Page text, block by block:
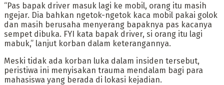
“Pas bapak driver masuk lagi ke mobil, orang itu masih
ngejar. Dia bahkan ngetok-ngetok kaca mobil pakai golok
dan masih berusaha menyerang bapaknya pas kacanya
sempet dibuka. FYI kata bapak driver, si orang itu lagi
mabuk,” lanjut korban dalam keterangannya.
Meski tidak ada korban luka dalam insiden tersebut,
peristiwa ini menyisakan trauma mendalam bagi para
mahasiswa yang berada di lokasi kejadian.